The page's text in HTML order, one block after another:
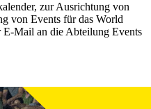
zur Ausrichtung von
von Events für das World
E-Mail an die Abteilung Events